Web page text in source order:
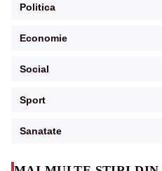
Politica
Economie
Social
Sport
Sanatate